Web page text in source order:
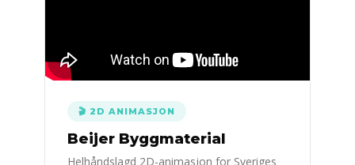
🎬 2D ANIMASJON
Beijer Byggmaterial
Helhåndslagd 2D-animasjon for Sveriges